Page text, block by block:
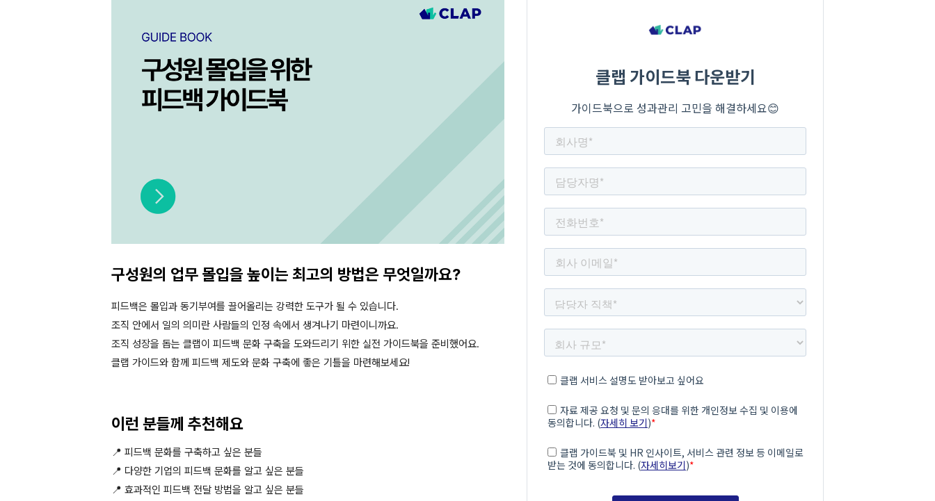
구성원의 업무 몰입을 높이는 최고의 방법은 무엇일까요?
피드백은 몰입과 동기부여를 끌어올리는 강력한 도구가 될 수 있습니다.
조직 안에서 일의 의미란 사람들의 인정 속에서 생겨나기 마련이니까요.
조직 성장을 돕는 클랩이 피드백 문화 구축을 도와드리기 위한 실전 가이드북을 준비했어요.
클랩 가이드와 함께 피드백 제도와 문화 구축에 좋은 기틀을 마련해보세요!
이런 분들께 추천해요
📍 피드백 문화를 구축하고 싶은 분들
📍 다양한 기업의 피드백 문화를 알고 싶은 분들
📍 효과적인 피드백 전달 방법을 알고 싶은 분들